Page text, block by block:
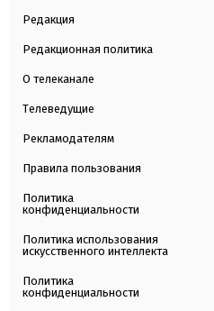
Редакция
Редакционная политика
О телеканале
Телеведущие
Рекламодателям
Правила пользования
Политика
конфиденциальности
Политика использования
искусственного интеллекта
Политика
конфиденциальности